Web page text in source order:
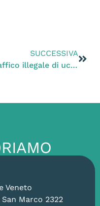
SUCCESSIVA
Traffico illegale di uccelli e contraffazione di anelli identificativi. L’Italia prenda le misure indispensabili per rispettare le norme Ue
Veneto
Marco 2322